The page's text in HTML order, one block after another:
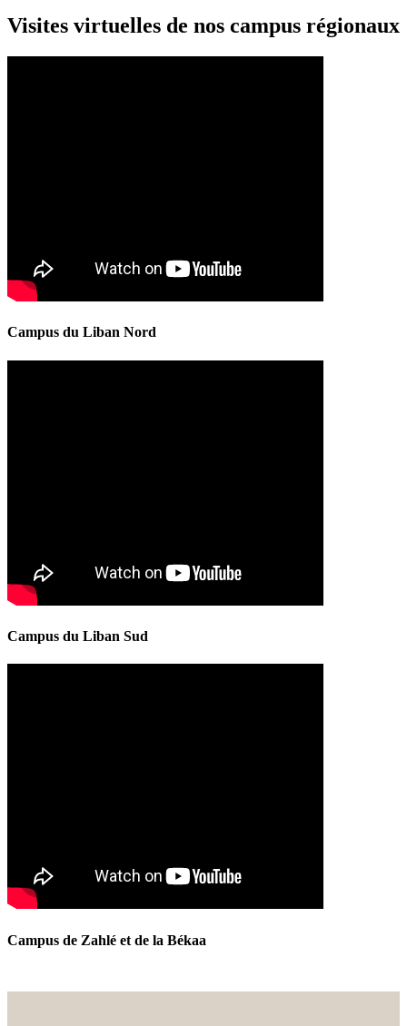
Visites virtuelles de nos campus régionaux
Campus du Liban Nord
Campus du Liban Sud
Campus de Zahlé et de la Békaa